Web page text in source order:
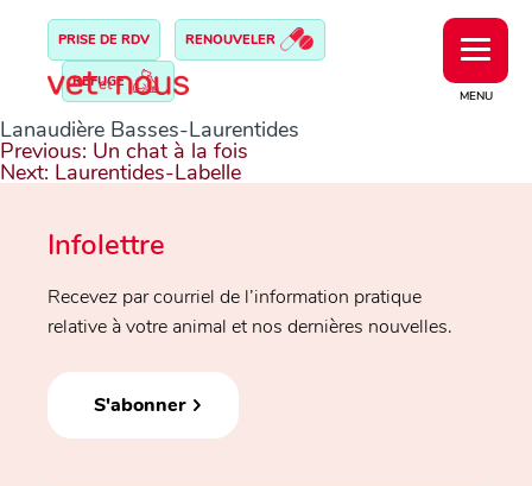
MENU
PRISE DE RDV RENOUVELER
REFUGE
Lanaudière Basses-Laurentides
Navigation
de
l’article
Previous: Un chat à la fois
Next: Laurentides-Labelle
Infolettre
Recevez par courriel de l’information pratique
relative à votre animal et nos dernières nouvelles.
S'abonner